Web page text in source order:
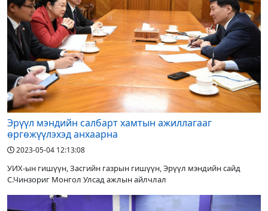
Эрүүл мэндийн салбарт хамтын ажиллагааг
өргөжүүлэхэд анхаарна
2023-05-04 12:13:08
УИХ-ын гишүүн, Засгийн газрын гишүүн, Эрүүл мэндийн сайд
С.Чинзориг Монгол Улсад ажлын айлчлал